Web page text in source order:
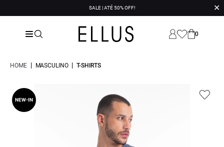
SALE | ATÉ 50% OFF! ✕
0
HOME | MASCULINO | T-SHIRTS
NEW-IN